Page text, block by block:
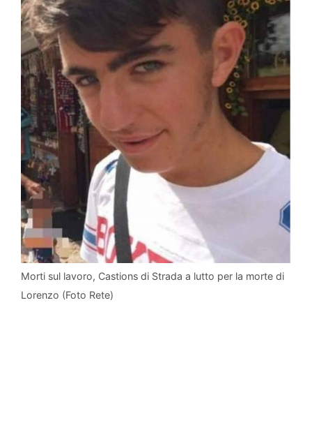
Morti sul lavoro, Castions di Strada a lutto per la morte di
Lorenzo (Foto Rete)